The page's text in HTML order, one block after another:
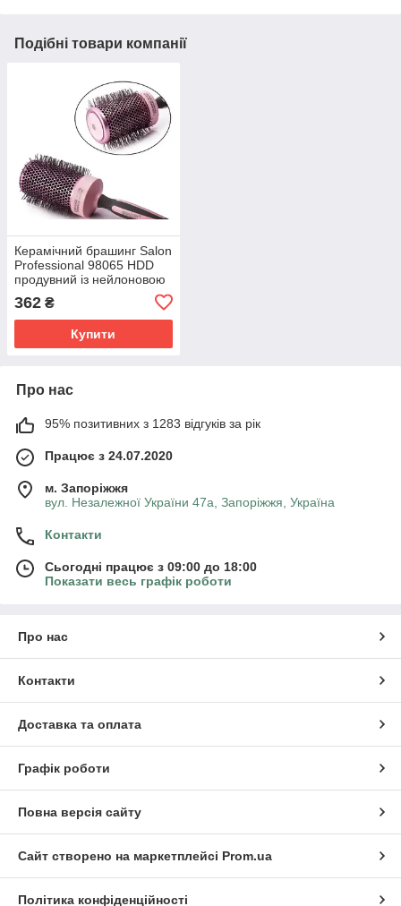
Подібні товари компанії
Керамічний брашинг Salon
Professional 98065 HDD
продувний із нейлоновою
щетиною, діаметр 55 мм
362 ₴
Купити
Про нас
95% позитивних з 1283 відгуків за рік
Працює з 24.07.2020
м. Запоріжжя
вул. Незалежної України 47а, Запоріжжя, Україна
Контакти
Сьогодні працює з 09:00 до 18:00
Показати весь графік роботи
Про нас
Контакти
Доставка та оплата
Графік роботи
Повна версія сайту
Сайт створено на маркетплейсі Prom.ua
Політика конфіденційності